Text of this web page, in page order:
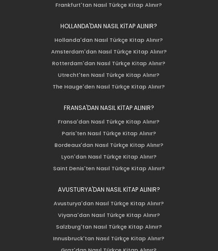
Frankfurt'tan Nasıl Türkçe Kitap Alınır?
HOLLANDA'DAN NASIL KİTAP ALINIR?
Hollanda'dan Nasıl Türkçe Kitap Alınır?
Amsterdam'dan Nasıl Türkçe Kitap Alınır?
Rotterdam'dan Nasıl Türkçe Kitap Alınır?
Utrecht'ten Nasıl Türkçe Kitap Alınır?
The Hauge'den Nasıl Türkçe Kitap Alınır?
FRANSA'DAN NASIL KİTAP ALINIR?
Fransa'dan Nasıl Türkçe Kitap Alınır?
Paris'ten Nasıl Türkçe Kitap Alınır?
Bordeaux'dan Nasıl Türkçe Kitap Alınır?
Lyon'dan Nasıl Türkçe Kitap Alınır?
Saint Denis'ten Nasıl Türkçe Kitap Alınır?
AVUSTURYA'DAN NASIL KİTAP ALINIR?
Avusturya'dan Nasıl Türkçe Kitap Alınır?
Viyana'dan Nasıl Türkçe Kitap Alınır?
Salzburg'tan Nasıl Türkçe Kitap Alınır?
Innusbruck'tan Nasıl Türkçe Kitap Alınır?